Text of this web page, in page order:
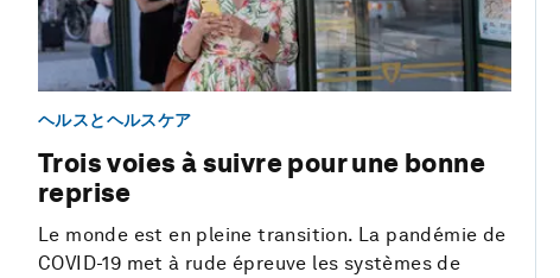
ヘルスとヘルスケア
Trois voies à suivre pour une bonne
reprise
Le monde est en pleine transition. La pandémie de
COVID-19 met à rude épreuve les systèmes de